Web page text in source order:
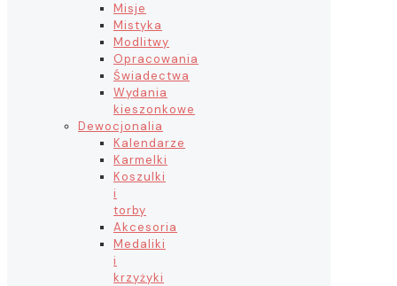
Misje
Mistyka
Modlitwy
Opracowania
Świadectwa
Wydania
kieszonkowe
Dewocjonalia
Kalendarze
Karmelki
Koszulki
i
torby
Akcesoria
Medaliki
i
krzyżyki